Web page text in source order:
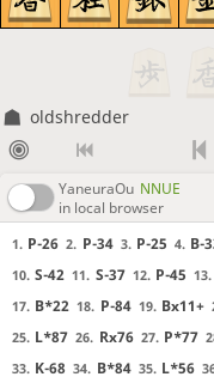
oldshredder
YaneuraOu NNUE
in local browser
1. P-26 2. P-34 3. P-25 4. B-
10. S-42 11. S-37 12. P-45 13.
17. B*22 18. P-84 19. Bx11+
25. L*87 26. Rx76 27. P*77
33. K-68 34. B*84 35. L*56